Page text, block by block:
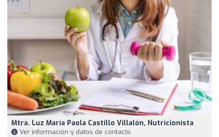
Mtra. Luz María Paola Castillo Villalón, Nutricionista
Ver información y datos de contacto